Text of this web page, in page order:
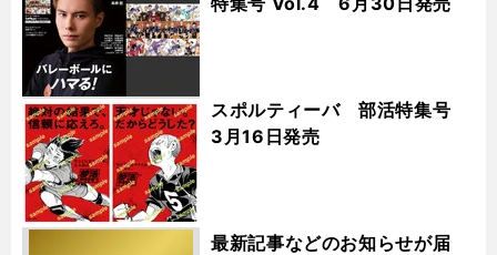
スポルティーバ 部活特集号
3月16日発売
最新記事などのお知らせが届